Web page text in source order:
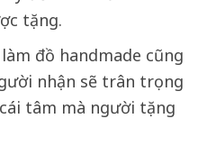
tặng.
đồ handmade cũng
nhận sẽ trân trọng
tâm mà người tặng